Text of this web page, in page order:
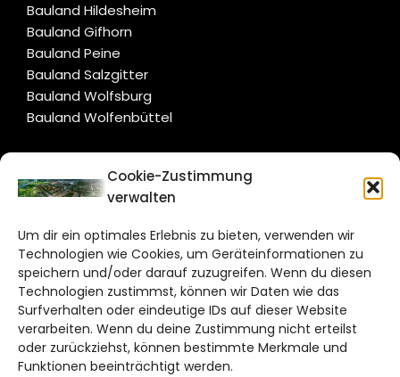
Cookie-Zustimmung
verwalten
Um dir ein optimales Erlebnis zu bieten, verwenden wir
Technologien wie Cookies, um Geräteinformationen zu
speichern und/oder darauf zuzugreifen. Wenn du diesen
Technologien zustimmst, können wir Daten wie das
Surfverhalten oder eindeutige IDs auf dieser Website
verarbeiten. Wenn du deine Zustimmung nicht erteilst
oder zurückziehst, können bestimmte Merkmale und
Funktionen beeinträchtigt werden.
Bauland Hildesheim
Bauland Gifhorn
Bauland Peine
Bauland Salzgitter
Bauland Wolfsburg
Bauland Wolfenbüttel
CITYLIFE!
Bruchtorwall 12
38100 Braunschweig
Telefon: 0531 387220 – 65
DAS STADTMAGAZIN FÜR
SALZGITTER